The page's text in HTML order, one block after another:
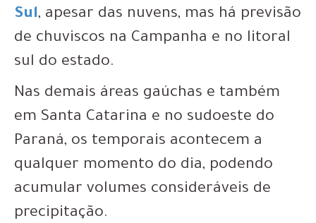
Sul, apesar das nuvens, mas há previsão
de chuviscos na Campanha e no litoral
sul do estado.
Nas demais áreas gaúchas e também
em Santa Catarina e no sudoeste do
Paraná, os temporais acontecem a
qualquer momento do dia, podendo
acumular volumes consideráveis de
precipitação.